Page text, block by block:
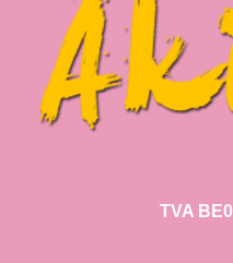
TVA